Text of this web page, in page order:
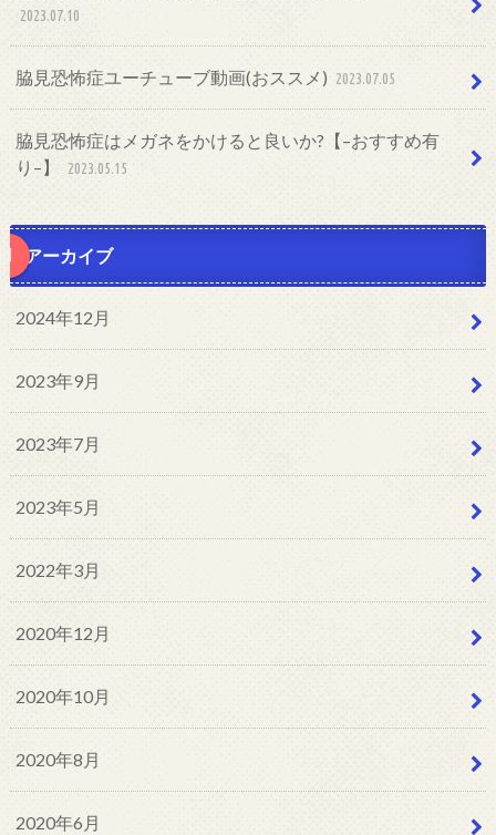
2023.07.10
脇見恐怖症ユーチューブ動画(おススメ) 2023.07.05
脇見恐怖症はメガネをかけると良いか?【–おすすめ有
り–】
2023.05.15
アーカイブ
2024年12月
2023年9月
2023年7月
2023年5月
2022年3月
2020年12月
2020年10月
2020年8月
2020年6月